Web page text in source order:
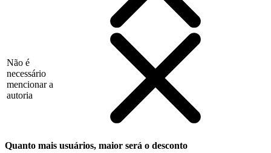
Não é
necessário
mencionar a
autoria
Quanto mais usuários, maior será o desconto